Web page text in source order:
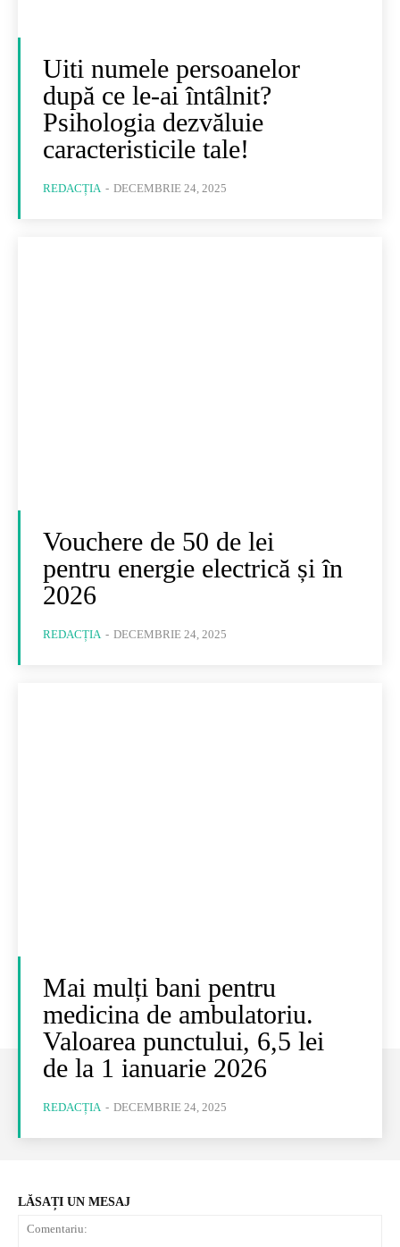
Uiti numele persoanelor
după ce le-ai întâlnit?
Psihologia dezvăluie
caracteristicile tale!
REDACȚIA - DECEMBRIE 24, 2025
Vouchere de 50 de lei
pentru energie electrică și în
2026
REDACȚIA - DECEMBRIE 24, 2025
Mai mulți bani pentru
medicina de ambulatoriu.
Valoarea punctului, 6,5 lei
de la 1 ianuarie 2026
REDACȚIA - DECEMBRIE 24, 2025
LĂSAȚI UN MESAJ